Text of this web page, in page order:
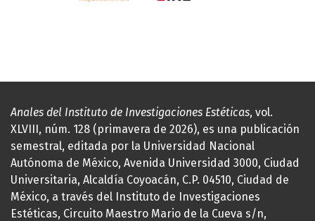
Anales del Instituto de Investigaciones Estéticas, vol.
XLVIII, núm. 128 (primavera de 2026), es una publicación
semestral, editada por la Universidad Nacional
Autónoma de México, Avenida Universidad 3000, Ciudad
Universitaria, Alcaldía Coyoacán, C.P. 04510, Ciudad de
México, a través del Instituto de Investigaciones
Estéticas, Circuito Maestro Mario de la Cueva s/n,